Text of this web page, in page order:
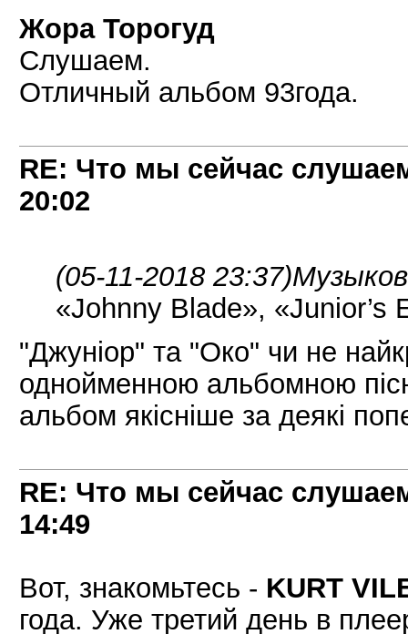
Жора Торогуд
Слушаем.
Отличный альбом 93года.
RE: Что мы сейчас
20:02
(05-11-2018 23:37)
«Johnny Blade», «Junior’s
"Джуніор" та "Око" чи не
однойменною альбомною
альбом якісніше за деякі
RE: Что мы сейчас
14:49
Вот, знакомьтесь - KURT
года. Уже третий день в